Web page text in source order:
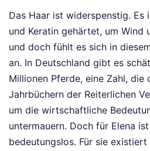
Das Haar ist widerspenstig. Es
und Keratin gehärtet, um Wind
und doch fühlt es sich in
an. In Deutschland gibt es
Millionen Pferde, eine Zahl,
Jahrbüchern der Reiterlichen
um die wirtschaftliche
untermauern. Doch für Elena
bedeutungslos. Für sie existiert